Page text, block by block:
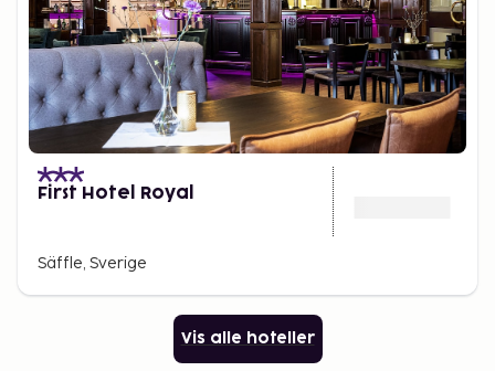
First Hotel Royal
Säffle, Sverige
Vis alle hoteller